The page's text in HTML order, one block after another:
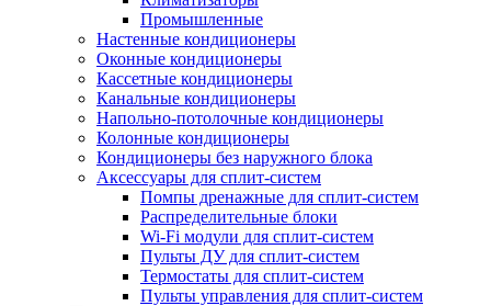
Промышленные
Настенные кондиционеры
Оконные кондиционеры
Кассетные кондиционеры
Канальные кондиционеры
Напольно-потолочные кондиционеры
Колонные кондиционеры
Кондиционеры без наружного блока
Аксессуары для сплит-систем
Помпы дренажные для сплит-систем
Распределительные блоки
Wi-Fi модули для сплит-систем
Пульты ДУ для сплит-систем
Термостаты для сплит-систем
Пульты управления для сплит-систем